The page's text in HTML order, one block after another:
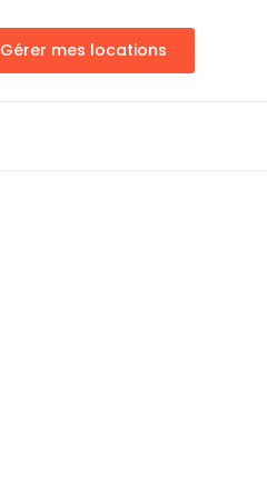
Gérer mes locations